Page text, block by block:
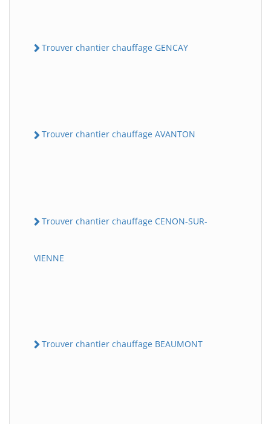
Trouver chantier chauffage GENCAY
Trouver chantier chauffage AVANTON
Trouver chantier chauffage CENON-SUR-
VIENNE
Trouver chantier chauffage BEAUMONT